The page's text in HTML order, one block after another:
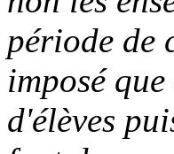
période de
imposé
d'élèves